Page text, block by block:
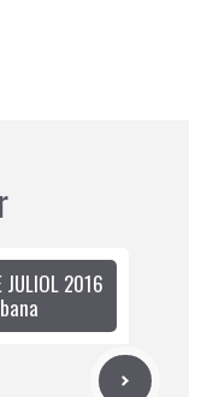
JULIOL 2016